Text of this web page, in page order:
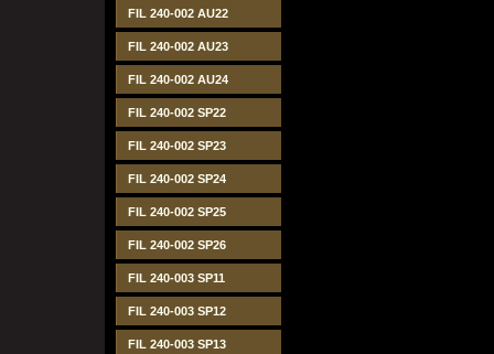
FIL 240-002 AU22
FIL 240-002 AU23
FIL 240-002 AU24
FIL 240-002 SP22
FIL 240-002 SP23
FIL 240-002 SP24
FIL 240-002 SP25
FIL 240-002 SP26
FIL 240-003 SP11
FIL 240-003 SP12
FIL 240-003 SP13